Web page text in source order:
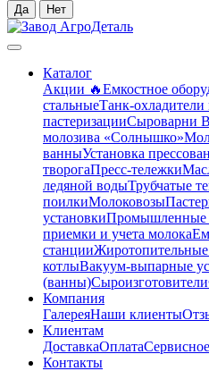
Да Нет
Каталог
Акции 🔥Емкостное
стальныеТанк-охладители
пастеризацииСыроварни
молозива «Солнышко»
ванныУстановка
творогаПресс-тележки
ледяной водыТрубчатые
поилкиМолоковозы
установкиПромышленные
приемки и учета молока
станции
котлыВакуум-выпарные
(ванны)Сыроизготовители
Компания
ГалереяНаши клиенты
Клиентам
ДоставкаОплата
Контакты